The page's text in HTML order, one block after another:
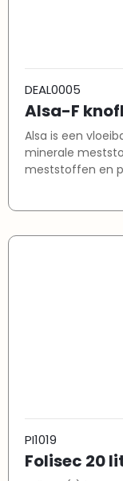
DEAL0005
Alsa-F
Alsa is een
minerale
meststoffen en
de groei van de
verbetert de
PI1019
Folisec 20